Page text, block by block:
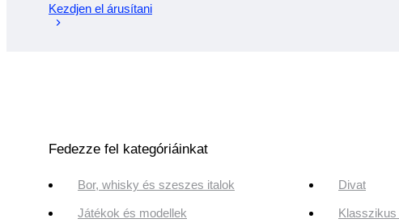
Kezdjen el árusítani
Fedezze fel kategóriáinkat
Bor, whisky és szeszes italok Divat
Játékok és modellek Klasszikus